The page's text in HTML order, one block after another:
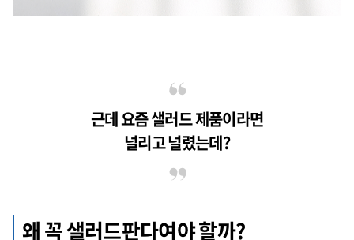
근데 요즘 샐러드 제품이라면
널리고 널렸는데?
왜 꼭 샐러드판다여야 할까?